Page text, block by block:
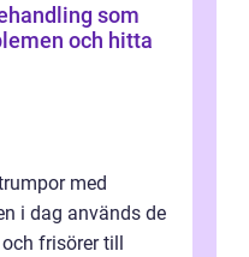
som
och hitta
med
i dag används de
frisörer till